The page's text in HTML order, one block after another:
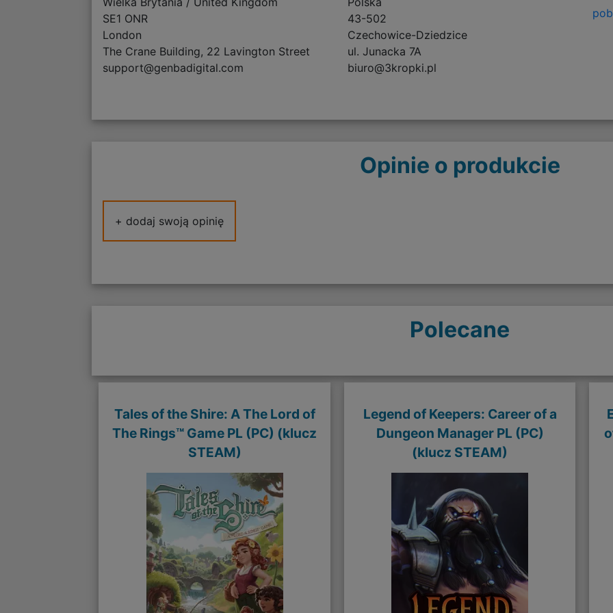
SE1 ONR
London
The Crane Building, 22 Lavington Street
support@genbadigital.com
43-502
Czechowice-Dziedzice
ul. Junacka 7A
biuro@3kropki.pl
Opinie o produkcie
+ dodaj swoją opinię
Polecane
Tales of the Shire: A The Lord of
The Rings™ Game PL (PC) (klucz
STEAM)
Legend of Keepers: Career of a
Dungeon Manager PL (PC)
(klucz STEAM)